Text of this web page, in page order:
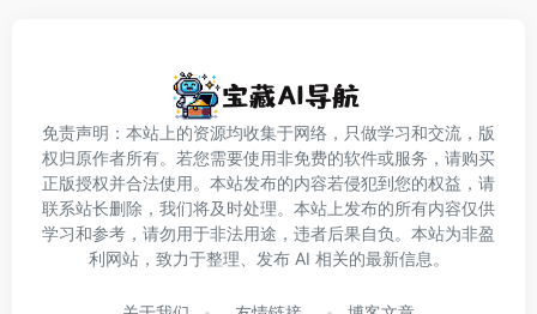
免责声明：本站上的资源均收集于网络，只做学习和交流，版
权归原作者所有。若您需要使用非免费的软件或服务，请购买
正版授权并合法使用。本站发布的内容若侵犯到您的权益，请
联系站长删除，我们将及时处理。本站上发布的所有内容仅供
学习和参考，请勿用于非法用途，违者后果自负。本站为非盈
利网站，致力于整理、发布 AI 相关的最新信息。